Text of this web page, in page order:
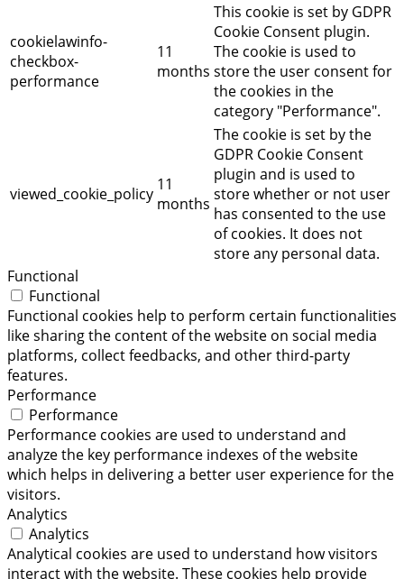
cookielawinfo-
checkbox-
performance
11
months
This cookie is set by GDPR
Cookie Consent plugin.
The cookie is used to
store the user consent for
the cookies in the
category "Performance".
viewed_cookie_policy 11
months
The cookie is set by the
GDPR Cookie Consent
plugin and is used to
store whether or not user
has consented to the use
of cookies. It does not
store any personal data.
Functional
Functional
Functional cookies help to perform certain functionalities
like sharing the content of the website on social media
platforms, collect feedbacks, and other third-party
features.
Performance
Performance
Performance cookies are used to understand and
analyze the key performance indexes of the website
which helps in delivering a better user experience for the
visitors.
Analytics
Analytics
Analytical cookies are used to understand how visitors
interact with the website. These cookies help provide